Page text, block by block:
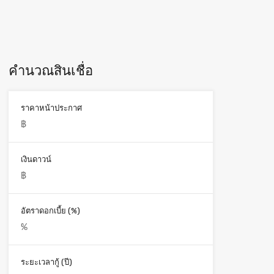
คำนวณสินเชื่อ
ราคาหน้าประกาศ
เงินดาวน์
อัตราดอกเบี้ย (%)
ระยะเวลากู้ (ปี)